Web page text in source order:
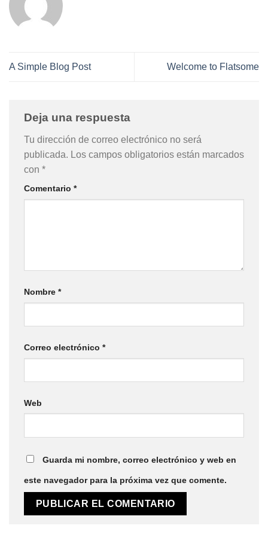
A Simple Blog Post Welcome to Flatsome
Deja una respuesta
Tu dirección de correo electrónico no será
publicada. Los campos obligatorios están marcados
con *
Comentario *
Nombre *
Correo electrónico *
Web
Guarda mi nombre, correo electrónico y web en
este navegador para la próxima vez que comente.